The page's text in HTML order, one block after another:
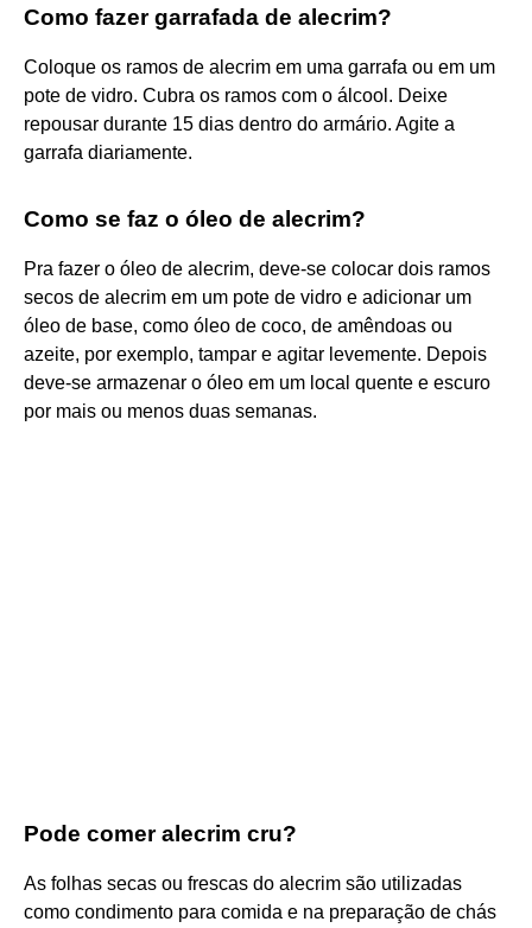
Como fazer garrafada de alecrim?
Coloque os ramos de alecrim em uma garrafa ou em um
pote de vidro. Cubra os ramos com o álcool. Deixe
repousar durante 15 dias dentro do armário. Agite a
garrafa diariamente.
Como se faz o óleo de alecrim?
Pra fazer o óleo de alecrim, deve-se colocar dois ramos
secos de alecrim em um pote de vidro e adicionar um
óleo de base, como óleo de coco, de amêndoas ou
azeite, por exemplo, tampar e agitar levemente. Depois
deve-se armazenar o óleo em um local quente e escuro
por mais ou menos duas semanas.
Pode comer alecrim cru?
As folhas secas ou frescas do alecrim são utilizadas
como condimento para comida e na preparação de chás